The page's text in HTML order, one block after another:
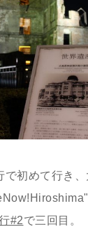
で初めて行き
#2で三回目。